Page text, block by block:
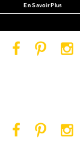
En Savoir Plus